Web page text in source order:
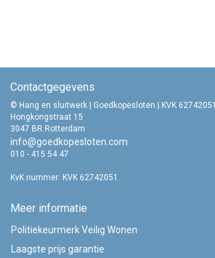
Contactgegevens
© Hang en sluitwerk | Goedkopesloten | KVK 62742051
Hongkongstraat 15
3047 BR Rotterdam
info@goedkopesloten.com
010 - 415 54 47
KvK nummer: KVK 62742051
Meer informatie
Politiekeurmerk Veilig Wonen
Laagste prijs garantie